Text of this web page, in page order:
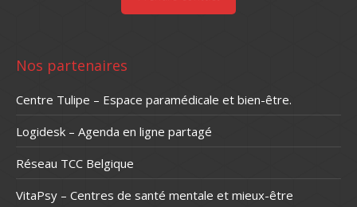
Nos partenaires
Centre Tulipe – Espace paramédicale et bien-être.
Logidesk – Agenda en ligne partagé
Réseau TCC Belgique
VitaPsy – Centres de santé mentale et mieux-être